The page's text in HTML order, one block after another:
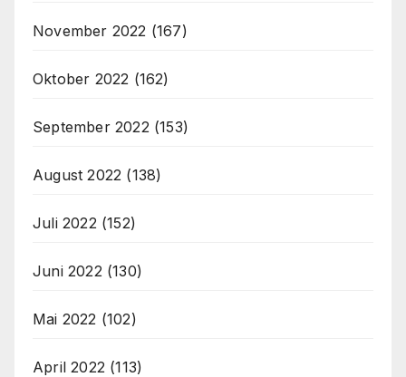
November 2022 (167)
Oktober 2022 (162)
September 2022 (153)
August 2022 (138)
Juli 2022 (152)
Juni 2022 (130)
Mai 2022 (102)
April 2022 (113)